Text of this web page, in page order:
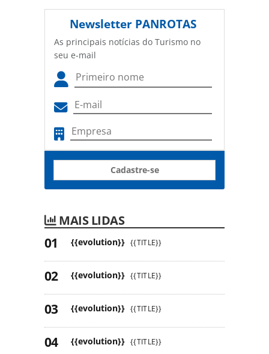
Newsletter PANROTAS
As principais notícias do Turismo no
seu e-mail
Cadastre-se
MAIS LIDAS
{{evolution}} {{TITLE}}
{{evolution}} {{TITLE}}
{{evolution}} {{TITLE}}
{{evolution}} {{TITLE}}